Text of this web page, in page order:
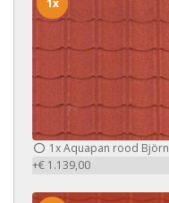
1xAquapan rood Björn
+€ 1.139,00